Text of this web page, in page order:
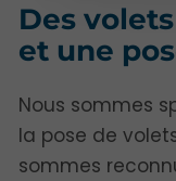
Des
et une
Nous sommes
la pose de
sommes